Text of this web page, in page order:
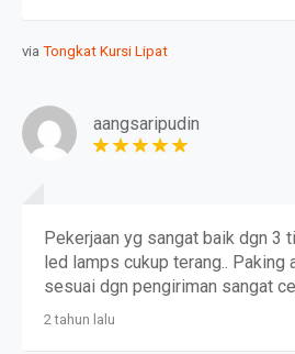
via Tongkat Kursi Lipat
aangsaripudin
Pekerjaan yg sangat baik dgn 3
led lamps cukup terang.. Paking
sesuai dgn pengiriman sangat
2 tahun lalu